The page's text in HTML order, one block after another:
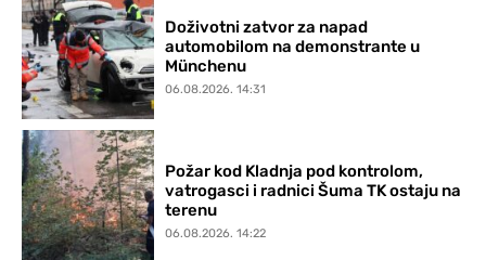
Doživotni zatvor za napad
automobilom na demonstrante u
Münchenu
06.08.2026. 14:31
Požar kod Kladnja pod kontrolom,
vatrogasci i radnici Šuma TK ostaju na
terenu
06.08.2026. 14:22